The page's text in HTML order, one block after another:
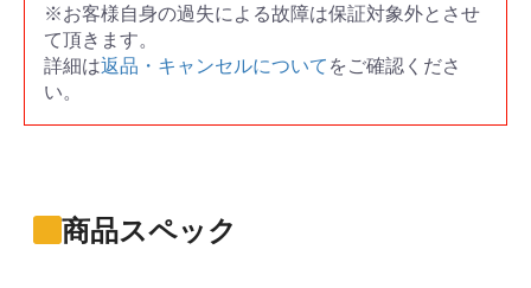
※お客様自身の過失による故障は保証対象外とさせ
て頂きます。
詳細は返品・キャンセルについて をご確認くださ
い。
商品スペック